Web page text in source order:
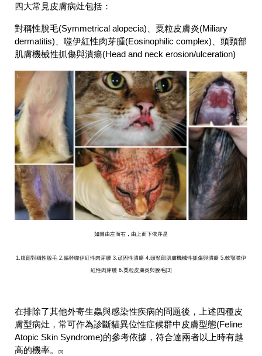
四大常見皮膚病灶包括：
對稱性脫毛(Symmetrical alopecia)、粟粒皮膚炎(Miliary
dermatitis)、噬伊紅性肉芽腫(Eosinophilic complex)、頭頸部
肌膚機械性抓傷與潰瘍(Head and neck erosion/ulceration)
如圖由左而右，由上而下依序是
1.腹部對稱性脫毛 2.軀幹噬伊紅性肉芽腫 3.頑固性潰瘍 4.頭頸部肌膚機械性抓傷與潰瘍 5.軟顎噬伊
紅性肉芽腫 6.粟粒皮膚炎與脫毛[3]
在排除了其他外寄生蟲與感染性疾病的問題後，上述四種皮
膚型病灶，常可作為診斷貓異位性症候群中皮膚型態(Feline
Atopic Skin Syndrome)的參考依據，符合達兩者以上時有越
高的機率。
[3]